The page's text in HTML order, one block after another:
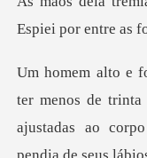
E
os de trinta
ajustadas a